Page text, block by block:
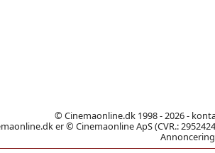
© Cinemaonline.dk 1998 - 2026 -
er © Cinemaonline ApS (CVR.: